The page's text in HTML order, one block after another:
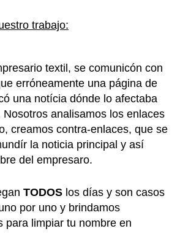
trabajo:
textil, se comunicón con
erróneamente una página de
una notícia dónde lo afectaba
Nosotros analisamos los enlaces
creamos contra-enlaces, que se
la noticia principal y así
del empresaro.
TODOS los días y son casos
por uno y brindamos
para limpiar tu nombre en